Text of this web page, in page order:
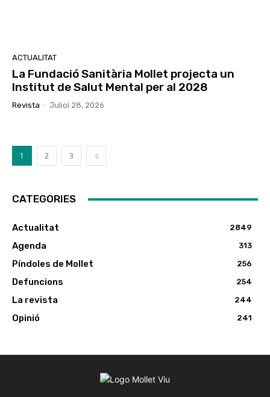
ACTUALITAT
La Fundació Sanitària Mollet projecta un
Institut de Salut Mental per al 2028
Revista - Juliol 28, 2026
1 2 3
CATEGORIES
Actualitat 2849
Agenda 313
Píndoles de Mollet 256
Defuncions 254
La revista 244
Opinió 241